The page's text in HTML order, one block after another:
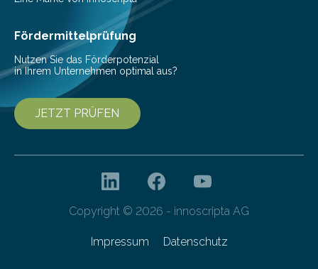
betrachten. In diesem Wintersemester erhalten
interessierte Studierende bei zwei Terminen…
Fördermittelprüfung
Nutzen Sie das Förderpotenzial
in Ihrem Unternehmen optimal aus?
JETZT PRÜFEN
Copyright © 2026 - innoscripta AG
Impressum Datenschutz